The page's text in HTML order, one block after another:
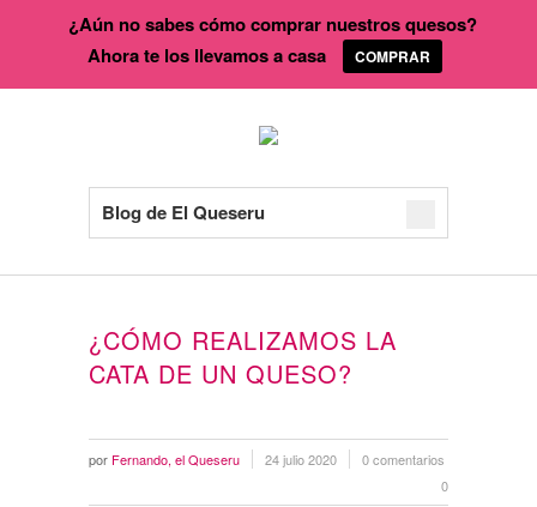
Blog de El Queseru
¿CÓMO REALIZAMOS LA
CATA DE UN QUESO?
por Fernando, el Queseru 24 julio 2020
0 comentarios
0
¿Aún no sabes cómo comprar nuestros quesos?
Ahora te los llevamos a casa
COMPRAR